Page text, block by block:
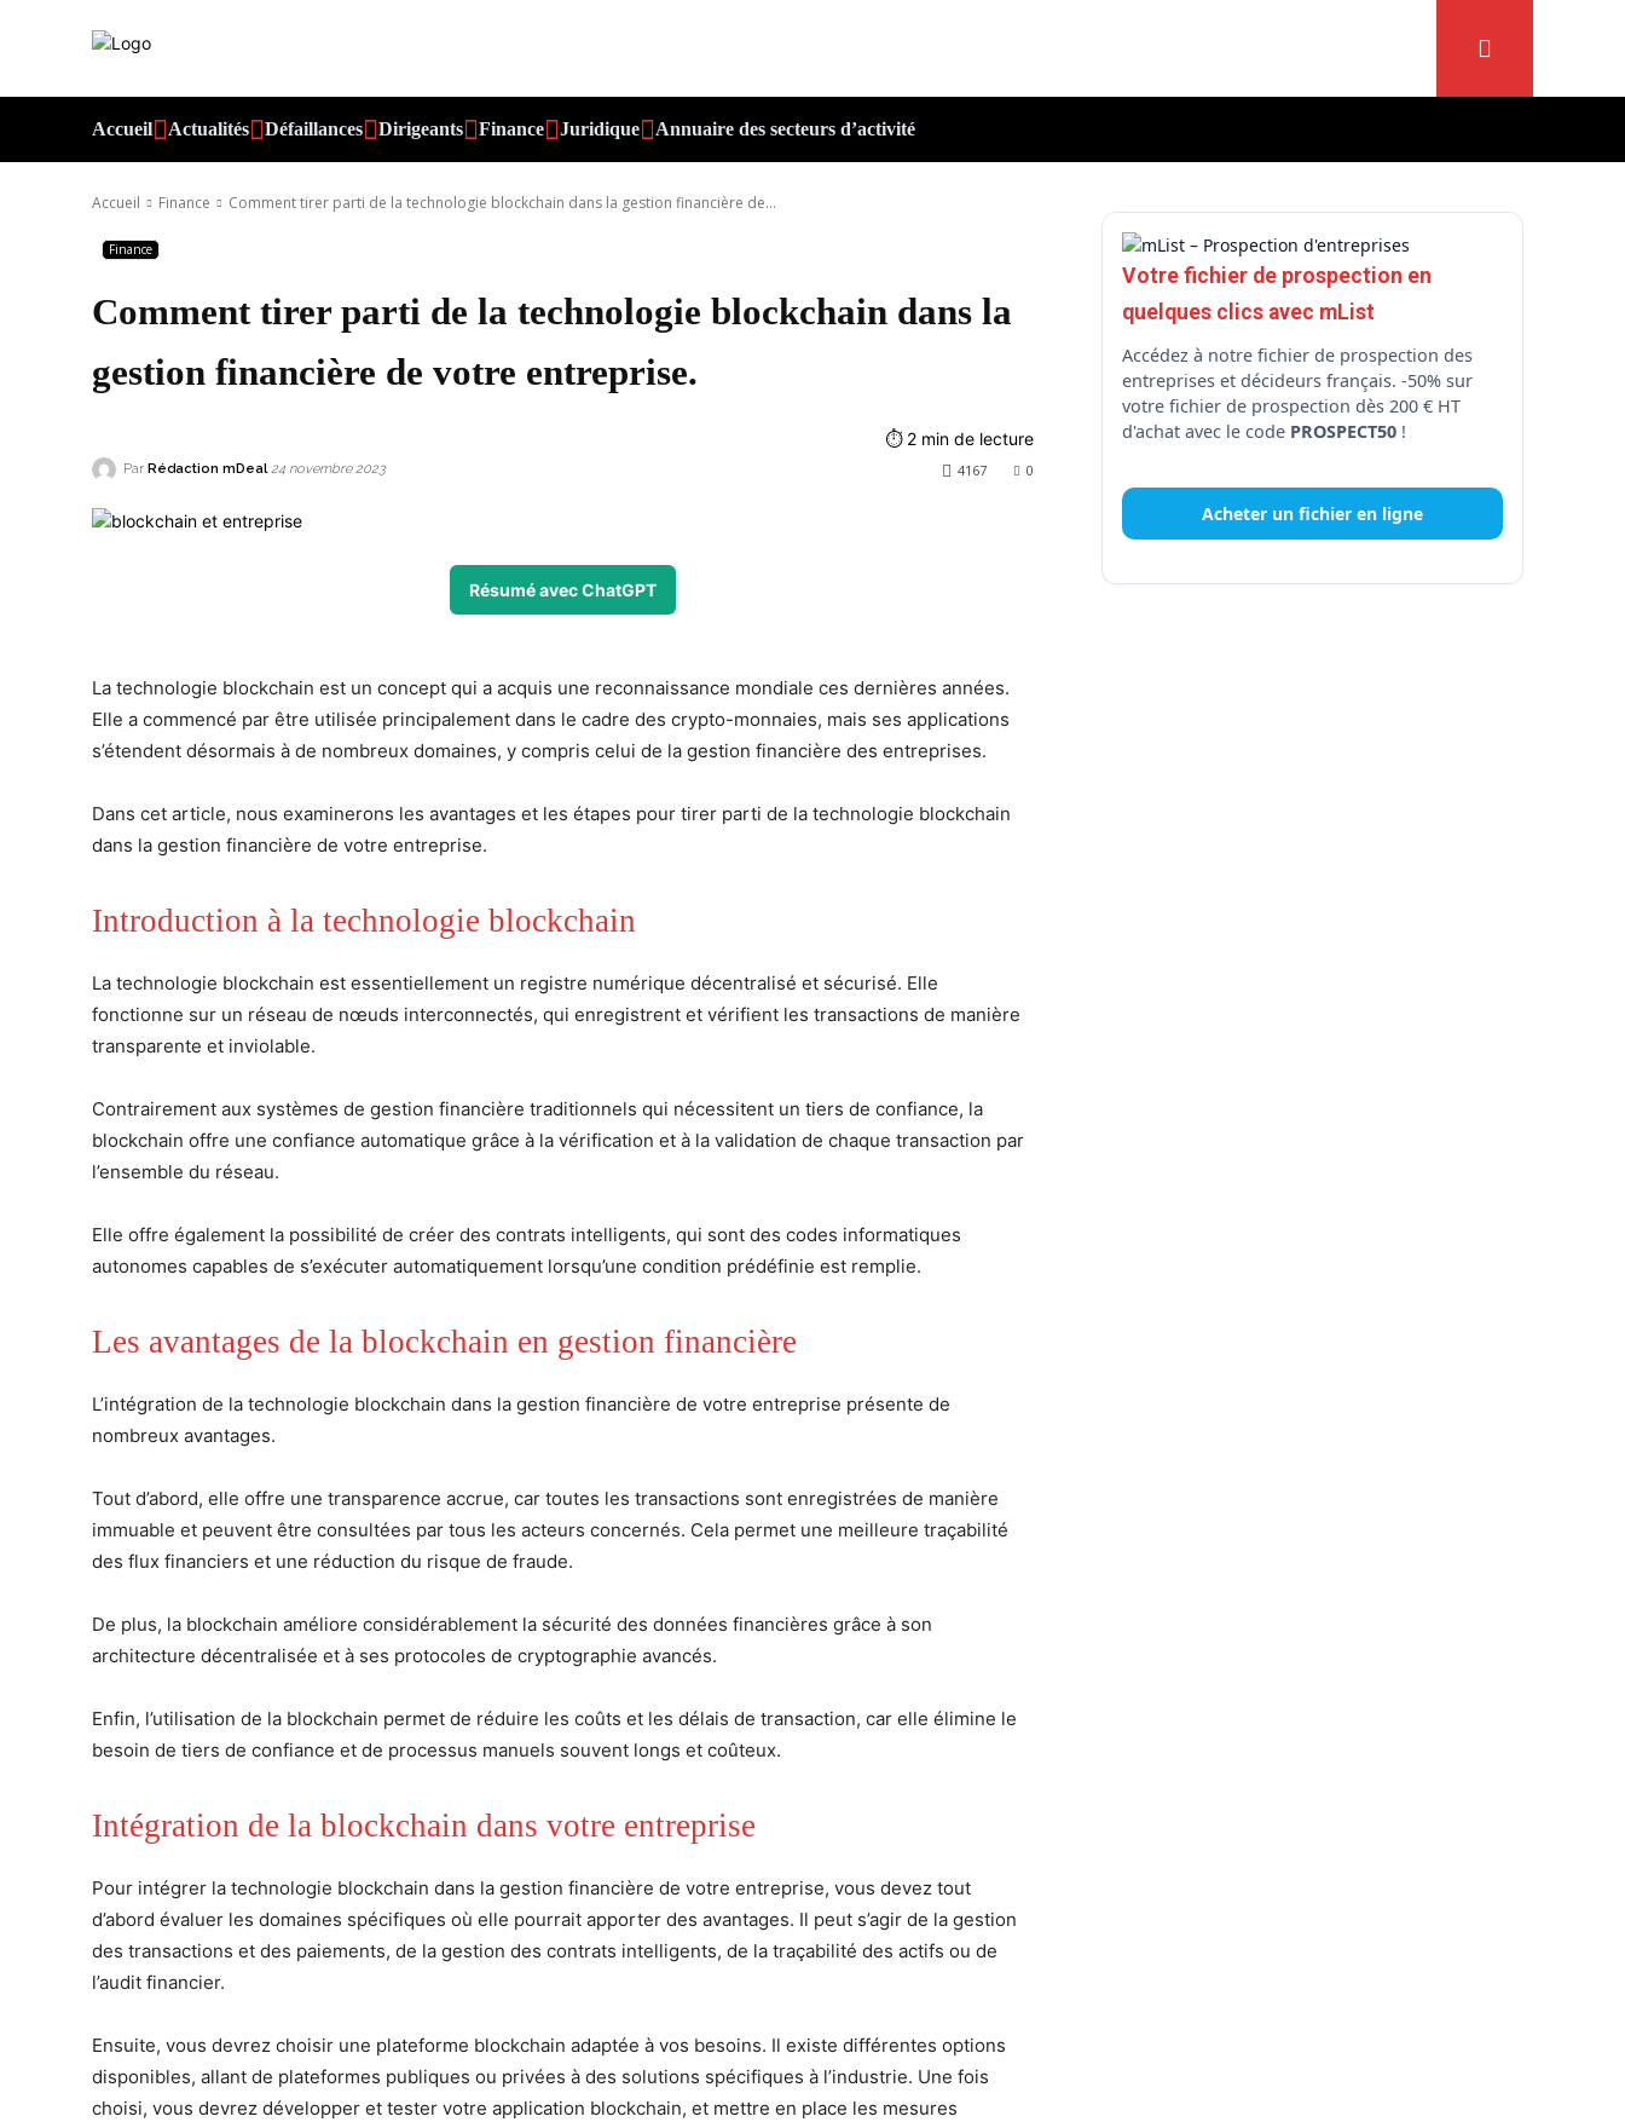
Accueil Actualités Défaillances Dirigeants Finance Juridique Annuaire des secteurs d’activité
Accueil Finance Comment tirer parti de la technologie blockchain dans la gestion financière de...
Finance
Comment tirer parti de la technologie blockchain dans la
gestion financière de votre entreprise.
⏱ 2 min de lecture
Par Rédaction mDeal 24 novembre 2023 0
4167
Résumé avec ChatGPT
La technologie blockchain est un concept qui a acquis une reconnaissance mondiale ces dernières années.
Elle a commencé par être utilisée principalement dans le cadre des crypto-monnaies, mais ses applications
s’étendent désormais à de nombreux domaines, y compris celui de la gestion financière des entreprises.
Dans cet article, nous examinerons les avantages et les étapes pour tirer parti de la technologie blockchain
dans la gestion financière de votre entreprise.
Introduction à la technologie blockchain
La technologie blockchain est essentiellement un registre numérique décentralisé et sécurisé. Elle
fonctionne sur un réseau de nœuds interconnectés, qui enregistrent et vérifient les transactions de manière
transparente et inviolable.
Contrairement aux systèmes de gestion financière traditionnels qui nécessitent un tiers de confiance, la
blockchain offre une confiance automatique grâce à la vérification et à la validation de chaque transaction par
l’ensemble du réseau.
Elle offre également la possibilité de créer des contrats intelligents, qui sont des codes informatiques
autonomes capables de s’exécuter automatiquement lorsqu’une condition prédéfinie est remplie.
Les avantages de la blockchain en gestion financière
L’intégration de la technologie blockchain dans la gestion financière de votre entreprise présente de
nombreux avantages.
Tout d’abord, elle offre une transparence accrue, car toutes les transactions sont enregistrées de manière
immuable et peuvent être consultées par tous les acteurs concernés. Cela permet une meilleure traçabilité
des flux financiers et une réduction du risque de fraude.
De plus, la blockchain améliore considérablement la sécurité des données financières grâce à son
architecture décentralisée et à ses protocoles de cryptographie avancés.
Enfin, l’utilisation de la blockchain permet de réduire les coûts et les délais de transaction, car elle élimine le
besoin de tiers de confiance et de processus manuels souvent longs et coûteux.
Intégration de la blockchain dans votre entreprise
Pour intégrer la technologie blockchain dans la gestion financière de votre entreprise, vous devez tout
d’abord évaluer les domaines spécifiques où elle pourrait apporter des avantages. Il peut s’agir de la gestion
des transactions et des paiements, de la gestion des contrats intelligents, de la traçabilité des actifs ou de
l’audit financier.
Ensuite, vous devrez choisir une plateforme blockchain adaptée à vos besoins. Il existe différentes options
disponibles, allant de plateformes publiques ou privées à des solutions spécifiques à l’industrie. Une fois
choisi, vous devrez développer et tester votre application blockchain, et mettre en place les mesures
Votre fichier de prospection en
quelques clics avec mList
Accédez à notre fichier de prospection des
entreprises et décideurs français. -50% sur
votre fichier de prospection dès 200 € HT
d'achat avec le code PROSPECT50!
Acheter un fichier en ligne